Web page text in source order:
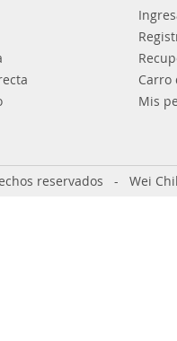
Carro
Mis
reservados - Wei